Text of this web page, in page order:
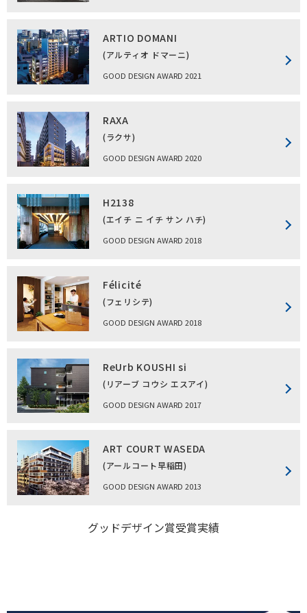
ARTIO DOMANI
(アルティオ ドマーニ)
GOOD DESIGN AWARD 2021
RAXA
(ラクサ)
GOOD DESIGN AWARD 2020
H2138
(エイチ ニ イチ サン ハチ)
GOOD DESIGN AWARD 2018
Félicité
(フェリシテ)
GOOD DESIGN AWARD 2018
ReUrb KOUSHI si
(リアーブ コウシ エスアイ)
GOOD DESIGN AWARD 2017
ART COURT WASEDA
(アールコート早稲田)
GOOD DESIGN AWARD 2013
グッドデザイン賞受賞実績